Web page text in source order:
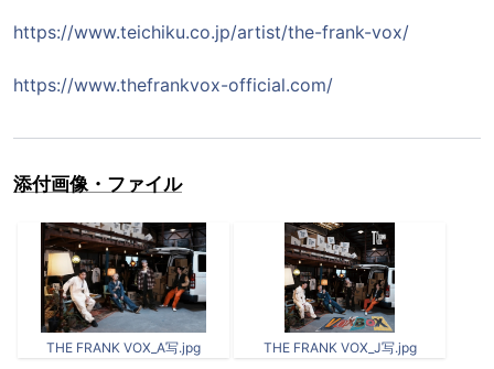
https://www.teichiku.co.jp/artist/the-frank-vox/
https://www.thefrankvox-official.com/
添付画像・ファイル
THE FRANK VOX_A写.jpg THE FRANK VOX_J写.jpg